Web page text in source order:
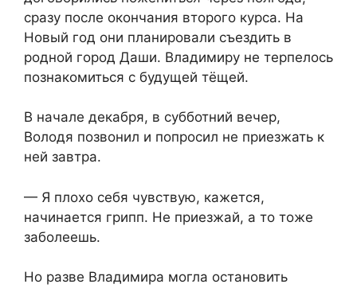
сразу после окончания второго курса. На
Новый год они планировали съездить в
родной город Даши. Владимиру не терпелось
познакомиться с будущей тёщей.
В начале декабря, в субботний вечер,
Володя позвонил и попросил не приезжать к
ней завтра.
— Я плохо себя чувствую, кажется,
начинается грипп. Не приезжай, а то тоже
заболеешь.
Но разве Владимира могла остановить